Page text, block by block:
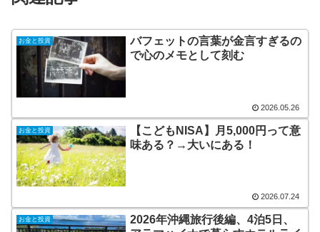
お金と投資
バフェットの言葉が金言すぎるの
で心のメモとして刻む
2026.05.26
お金と投資
【こどもNISA】月5,000円って意
味ある？→大いにある！
2026.07.24
お金と投資
2026年沖縄旅行後編、4泊5日、